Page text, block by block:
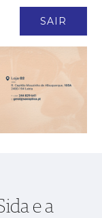
SAIR
vai passar pelo
e a